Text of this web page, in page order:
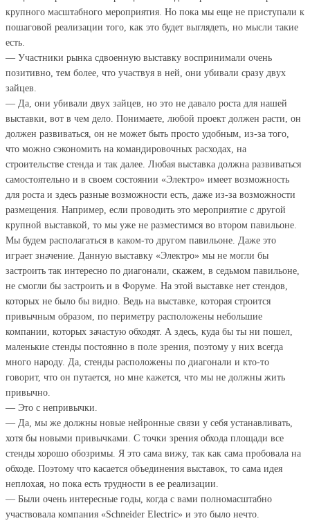
крупного масштабного мероприятия. Но пока мы еще не приступали к
пошаговой реализации того, как это будет выглядеть, но мысли такие
есть.
— Участники рынка сдвоенную выставку воспринимали очень
позитивно, тем более, что участвуя в ней, они убивали сразу двух
зайцев.
— Да, они убивали двух зайцев, но это не давало роста для нашей
выставки, вот в чем дело. Понимаете, любой проект должен расти, он
должен развиваться, он не может быть просто удобным, из-за того,
что можно сэкономить на командировочных расходах, на
строительстве стенда и так далее. Любая выставка должна развиваться
самостоятельно и в своем состоянии «Электро» имеет возможность
для роста и здесь разные возможности есть, даже из-за возможности
размещения. Например, если проводить это мероприятие с другой
крупной выставкой, то мы уже не разместимся во втором павильоне.
Мы будем располагаться в каком-то другом павильоне. Даже это
играет значение. Данную выставку «Электро» мы не могли бы
застроить так интересно по диагонали, скажем, в седьмом павильоне,
не смогли бы застроить и в Форуме. На этой выставке нет стендов,
которых не было бы видно. Ведь на выставке, которая строится
привычным образом, по периметру расположены небольшие
компании, которых зачастую обходят. А здесь, куда бы ты ни пошел,
маленькие стенды постоянно в поле зрения, поэтому у них всегда
много народу. Да, стенды расположены по диагонали и кто-то
говорит, что он путается, но мне кажется, что мы не должны жить
привычно.
— Это с непривычки.
— Да, мы же должны новые нейронные связи у себя устанавливать,
хотя бы новыми привычками. С точки зрения обхода площади все
стенды хорошо обозримы. Я это сама вижу, так как сама пробовала на
обходе. Поэтому что касается объединения выставок, то сама идея
неплохая, но пока есть трудности в ее реализации.
— Были очень интересные годы, когда с вами полномасштабно
участвовала компания «Schneider Electric» и это было нечто.